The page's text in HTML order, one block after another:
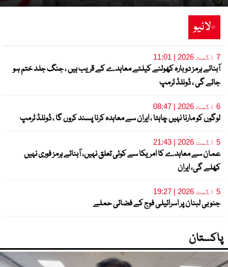
لائیو
7 اگست 2026 | 11:01
آبنائے ہرمز دوبارہ کھولنے کیلئے معاہدے کے قریب ہیں ، جنگ جلد ختم ہو
جائے گی ، ڈونلڈ ٹرمپ
6 اگست 2026 | 08:47
لوگوں کو مارنا نہیں چاہتا ، ایران سے معاہدہ کرنا پسند کروں گا ، ڈونلڈ ٹرمپ
5 اگست 2026 | 21:43
عمان سے معاہدے کا امریکا سے کوئی تعلق نہیں، آبنائے ہرمز فوری نہیں
کھلے گی، ایران
5 اگست 2026 | 19:27
جنوبی لبنان پر اسرائیلی فوج کے فضائی حملے
پاکستان